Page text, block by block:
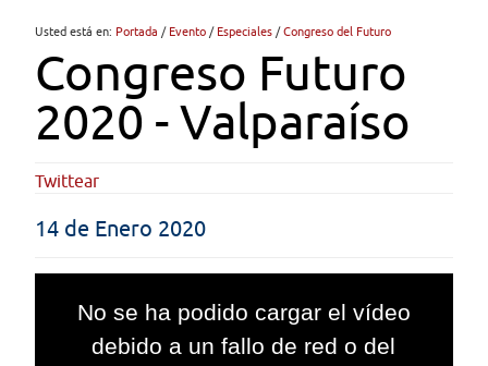
Usted está en: Portada / Evento / Especiales /Congreso del Futuro
Congreso Futuro
2020 - Valparaíso
Twittear
14 de Enero 2020
window.
No se ha podido cargar el vídeo
debido a un fallo de red o del